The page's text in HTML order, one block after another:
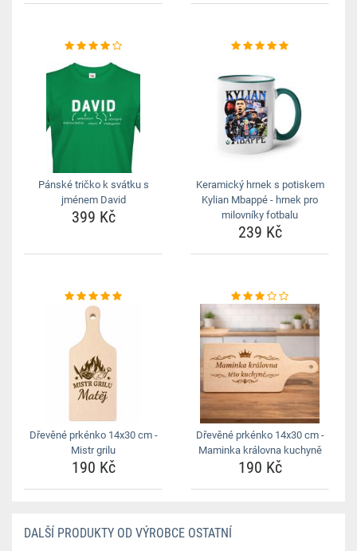
Pánské tričko k svátku s
jménem David
399 Kč
Keramický hrnek s potiskem
Kylian Mbappé - hrnek pro
milovníky fotbalu
239 Kč
Dřevěné prkénko 14x30 cm -
Mistr grilu
190 Kč
Dřevěné prkénko 14x30 cm -
Maminka královna kuchyně
190 Kč
DALŠÍ PRODUKTY OD VÝROBCE OSTATNÍ